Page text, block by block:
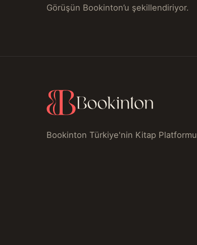
Görüşün Bookinton’u şekillendiriyor.
Bookinton Türkiye'nin Kitap Platformu